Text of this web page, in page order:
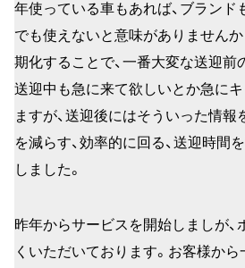
年使っている車もあれば、ブランド
でも使えないと意味がありませんか
期化することで、一番大変な送迎前
送迎中も急に来て欲しいとか急に
ますが、送迎後にはそういった情報
を減らす、効率的に回る、送迎時間
しました。
昨年からサービスを開始しましが、
くいただいております。お客様か